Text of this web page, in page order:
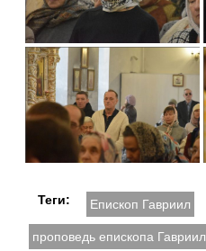
Теги: Епископ Гавриил
проповедь епископа